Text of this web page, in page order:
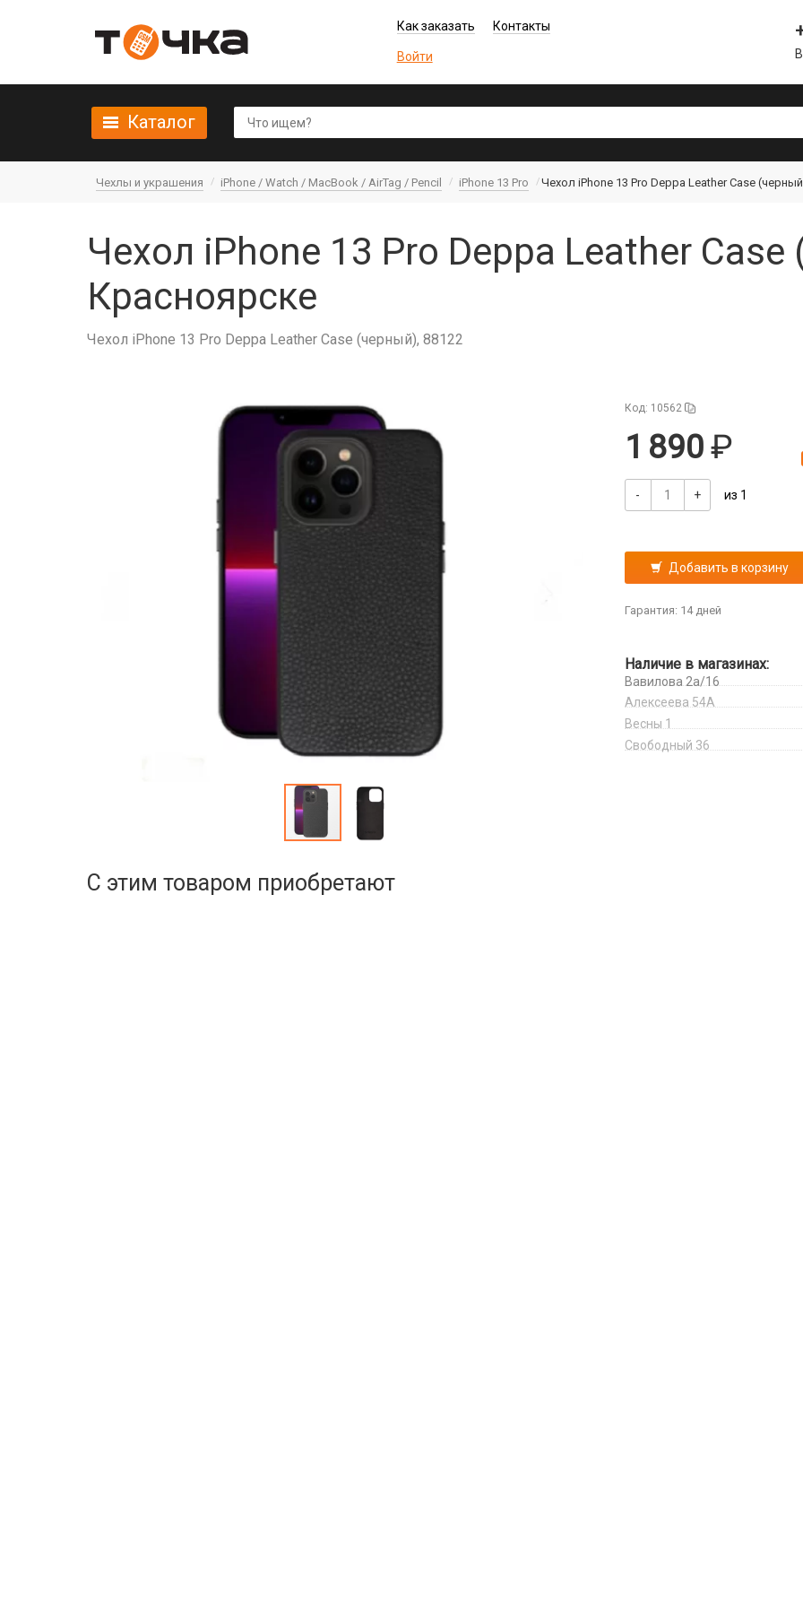
Как заказать Контакты
Войти
Каталог
Чехлы и украшения iPhone / Watch / MacBook / AirTag / Pencil iPhone 13 Pro Чехол iPhone 13 Pro Deppa Leather Case
Чехол iPhone 13 Pro Deppa Leather
Красноярске
Чехол iPhone 13 Pro Deppa Leather Case (черный), 88122
Код: 10562
1 890
- + из 1
Добавить в корзину
Гарантия: 14 дней
Наличие в магазинах:
Вавилова 2а/16
Алексеева 54А
Весны 1
Свободный 36
С этим товаром приобретают